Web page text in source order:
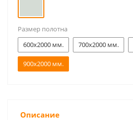
Размер полотна
600x2000 мм.
700x2000 мм.
900x2000 мм.
Описание